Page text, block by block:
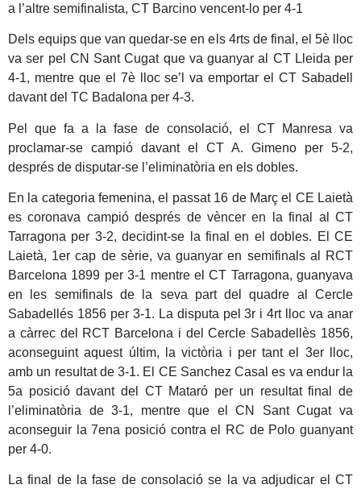
a l’altre semifinalista, CT Barcino vencent-lo per 4-1
Dels equips que van quedar-se en els 4rts de final, el 5è lloc
va ser pel CN Sant Cugat que va guanyar al CT Lleida per
4-1, mentre que el 7è lloc se’l va emportar el CT Sabadell
davant del TC Badalona per 4-3.
Pel que fa a la fase de consolació, el CT Manresa va
proclamar-se campió davant el CT A. Gimeno per 5-2,
després de disputar-se l’eliminatòria en els dobles.
En la categoria femenina, el passat 16 de Març el CE Laietà
es coronava campió després de vèncer en la final al CT
Tarragona per 3-2, decidint-se la final en el dobles. El CE
Laietà, 1er cap de sèrie, va guanyar en semifinals al RCT
Barcelona 1899 per 3-1 mentre el CT Tarragona, guanyava
en les semifinals de la seva part del quadre al Cercle
Sabadellés 1856 per 3-1. La disputa pel 3r i 4rt lloc va anar
a càrrec del RCT Barcelona i del Cercle Sabadellès 1856,
aconseguint aquest últim, la victòria i per tant el 3er lloc,
amb un resultat de 3-1. El CE Sanchez Casal es va endur la
5a posició davant del CT Mataró per un resultat final de
l’eliminatòria de 3-1, mentre que el CN Sant Cugat va
aconseguir la 7ena posició contra el RC de Polo guanyant
per 4-0.
La final de la fase de consolació se la va adjudicar el CT